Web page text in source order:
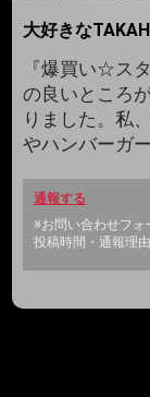
大好きな
『爆買い☆ス
の良いところ
りました。私
やハンバーガ
通報する
※お問い合わせフォ
投稿時間・通報理